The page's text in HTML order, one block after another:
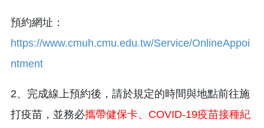
預約網址：
https://www.cmuh.cmu.edu.tw/Service/OnlineAppoi
ntment
2、完成線上預約後，請於規定的時間與地點前往施
打疫苗，並務必攜帶健保卡、COVID-19疫苗接種紀